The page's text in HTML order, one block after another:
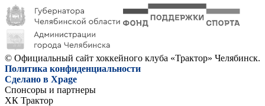
© Официальный сайт хоккейного клуба «Трактор» Челябинск.
Политика конфиденциальности
Сделано в Xpage
Спонсоры и партнеры
ХК Трактор